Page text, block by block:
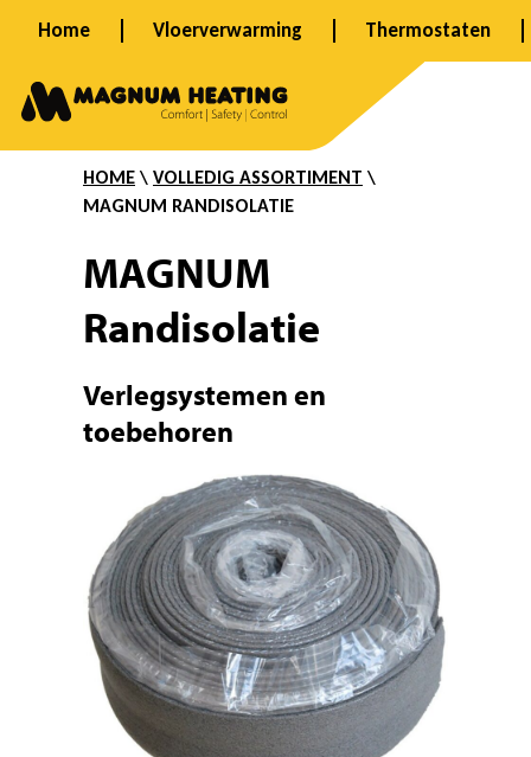
inhoud
Home Vloerverwarming Thermostaten
R
HOME \ VOLLEDIG ASSORTIMENT \
MAGNUM RANDISOLATIE
MAGNUM
Randisolatie
Verlegsystemen en
toebehoren